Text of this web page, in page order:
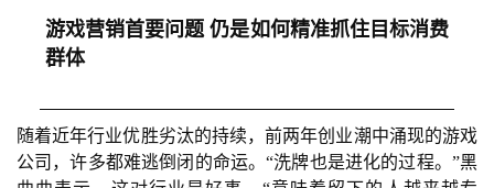
游戏营销首要问题 仍是如何精准抓住目标消费
群体
随着近年行业优胜劣汰的持续，前两年创业潮中涌现的游戏
公司，许多都难逃倒闭的命运。“洗牌也是进化的过程。”黑